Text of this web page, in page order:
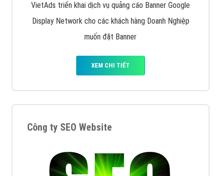
VietAds triển khai dịch vụ quảng cáo Banner Google
Display Network cho các khách hàng Doanh Nghiệp
muốn đặt Banner
XEM CHI TIẾT
Công ty SEO Website